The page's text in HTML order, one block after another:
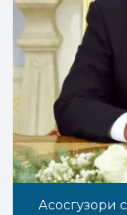
Асосгузори